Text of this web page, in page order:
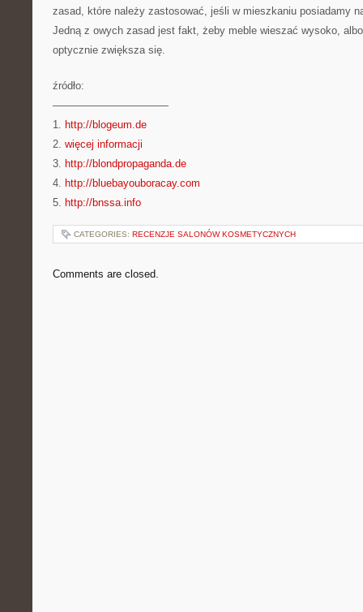
zasad, które należy zastosować, jeśli w mieszkaniu posiadamy
Jedną z owych zasad jest fakt, żeby meble wieszać wysoko,
optycznie zwiększa się.
źródło:
———————————
1. http://blogeum.de
2. więcej informacji
3. http://blondpropaganda.de
4. http://bluebayouboracay.com
5. http://bnssa.info
CATEGORIES: RECENZJE SALONÓW KOSMETYCZNYCH
Comments are closed.